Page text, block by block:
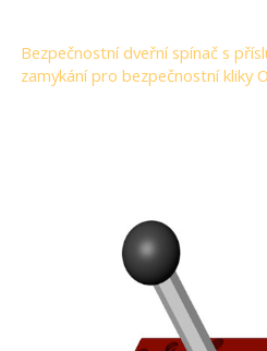
Bezpečnostní dveřní spínač s
zamykání pro bezpečnostní kliky